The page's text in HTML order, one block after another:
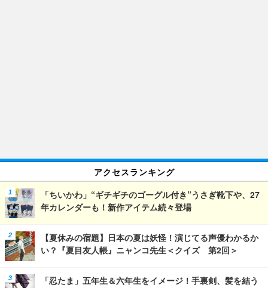
アクセスランキング
「ちいかわ」“ギチギチのゴーグル付き”うさぎ靴下や、27
年カレンダーも！新作アイテム続々登場
【夏休みの宿題】日本の夏は妖怪！演じてる声優わかるか
い？『夏目友人帳』ニャンコ先生＜クイズ 第2回＞
「忍たま」五年生＆六年生をイメージ！手裏剣、髪を結う